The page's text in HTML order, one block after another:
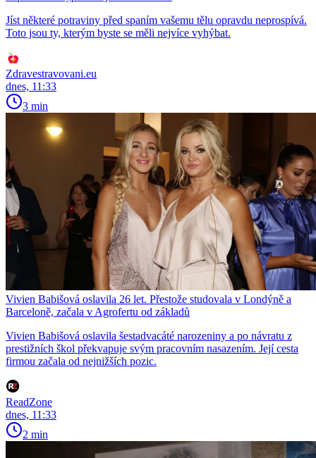
Jíst některé potraviny před spaním vašemu tělu opravdu neprospívá.
Toto jsou ty, kterým byste se měli nejvíce vyhýbat.
Zdravestravovani.eu
dnes, 11:33
3 min
Vivien Babišová oslavila 26 let. Přestože studovala v Londýně a
Barceloně, začala v Agrofertu od základů
Vivien Babišová oslavila šestadvacáté narozeniny a po návratu z
prestižních škol překvapuje svým pracovním nasazením. Její cesta
firmou začala od nejnižších pozic.
ReadZone
dnes, 11:33
2 min